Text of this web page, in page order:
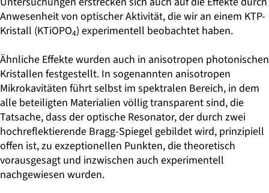
Anwesenheit von optischer Aktivität, die wir an einem KTP-
Kristall (KTiOPO4) experimentell beobachtet haben.
Ähnliche Effekte wurden auch in anisotropen photonischen
Kristallen festgestellt. In sogenannten anisotropen
Mikrokavitäten führt selbst im spektralen Bereich, in dem
alle beteiligten Materialien völlig transparent sind, die
Tatsache, dass der optische Resonator, der durch zwei
hochreflektierende Bragg-Spiegel gebildet wird, prinzipiell
offen ist, zu exzeptionellen Punkten, die theoretisch
vorausgesagt und inzwischen auch experimentell
nachgewiesen wurden.